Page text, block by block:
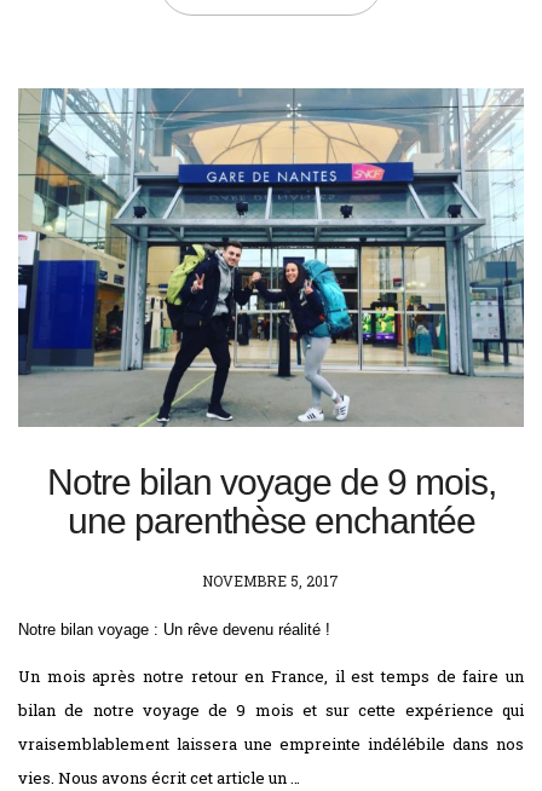
Notre bilan voyage de 9 mois,
une parenthèse enchantée
POSTED
NOVEMBRE 5, 2017
Notre bilan voyage : Un rêve devenu réalité !
Un mois après notre retour en France, il est temps de faire un
bilan de notre voyage de 9 mois et sur cette expérience qui
vraisemblablement laissera une empreinte indélébile dans nos
vies. Nous avons écrit cet article un …